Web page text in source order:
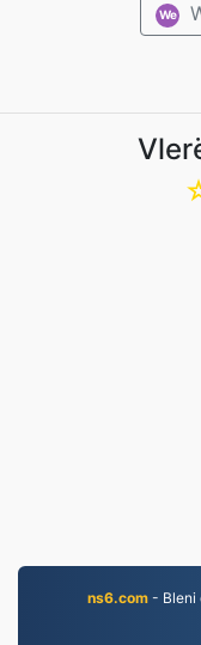
We
ns6.com- Bleni